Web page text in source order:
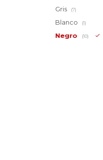
Gris (7)
Blanco (1)
Negro (10)